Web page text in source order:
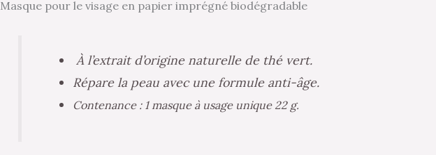
Masque pour le visage en papier imprégné biodégradable
À l’extrait d’origine naturelle de thé vert.
Répare la peau avec une formule anti-âge.
Contenance : 1 masque à usage unique 22 g.
et